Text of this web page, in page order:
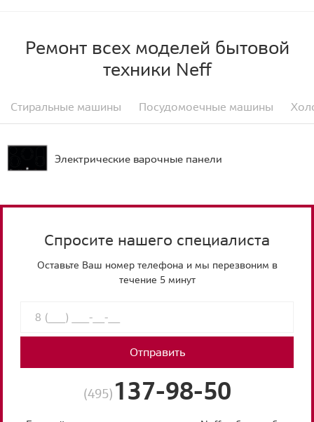
Ремонт всех моделей бытовой
техники Neff
Стиральные машины Посудомоечные машины
Электрические варочные панели
Спросите нашего специалиста
Оставьте Ваш номер телефона и мы перезвоним в
течение 5 минут
Отправить
(495) 137-98-50